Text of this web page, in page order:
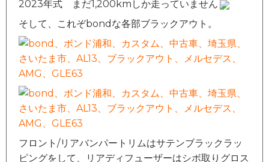
2023年式 まだ1,200kmしか走っていません
そして、これぞbondな各部ブラックアウト。
フロント/リアバンパートリムはサテンブラックラッ
ピングをして、リアディフューザーはシボ取りグロス